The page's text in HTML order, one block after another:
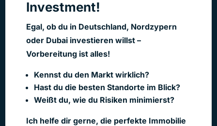
Investment!
Egal, ob du in Deutschland, Nordzypern
oder Dubai investieren willst –
Vorbereitung ist alles!
Kennst du den Markt wirklich?
Hast du die besten Standorte im Blick?
Weißt du, wie du Risiken minimierst?
Ich helfe dir gerne, die perfekte Immobilie